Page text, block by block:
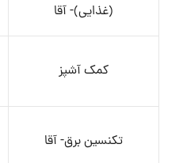
(غذایی)- آقا
کمک آشپز
تکنسین برق- آقا